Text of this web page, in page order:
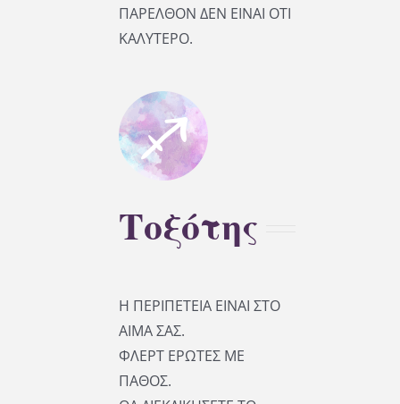
ΠΑΡΕΛΘΟΝ ΔΕΝ ΕΙΝΑΙ ΟΤΙ
ΚΑΛΥΤΕΡΟ.
Τοξότης
Η ΠΕΡΙΠΕΤΕΙΑ ΕΙΝΑΙ ΣΤΟ
ΑΙΜΑ ΣΑΣ.
ΦΛΕΡΤ ΕΡΩΤΕΣ ΜΕ
ΠΑΘΟΣ.